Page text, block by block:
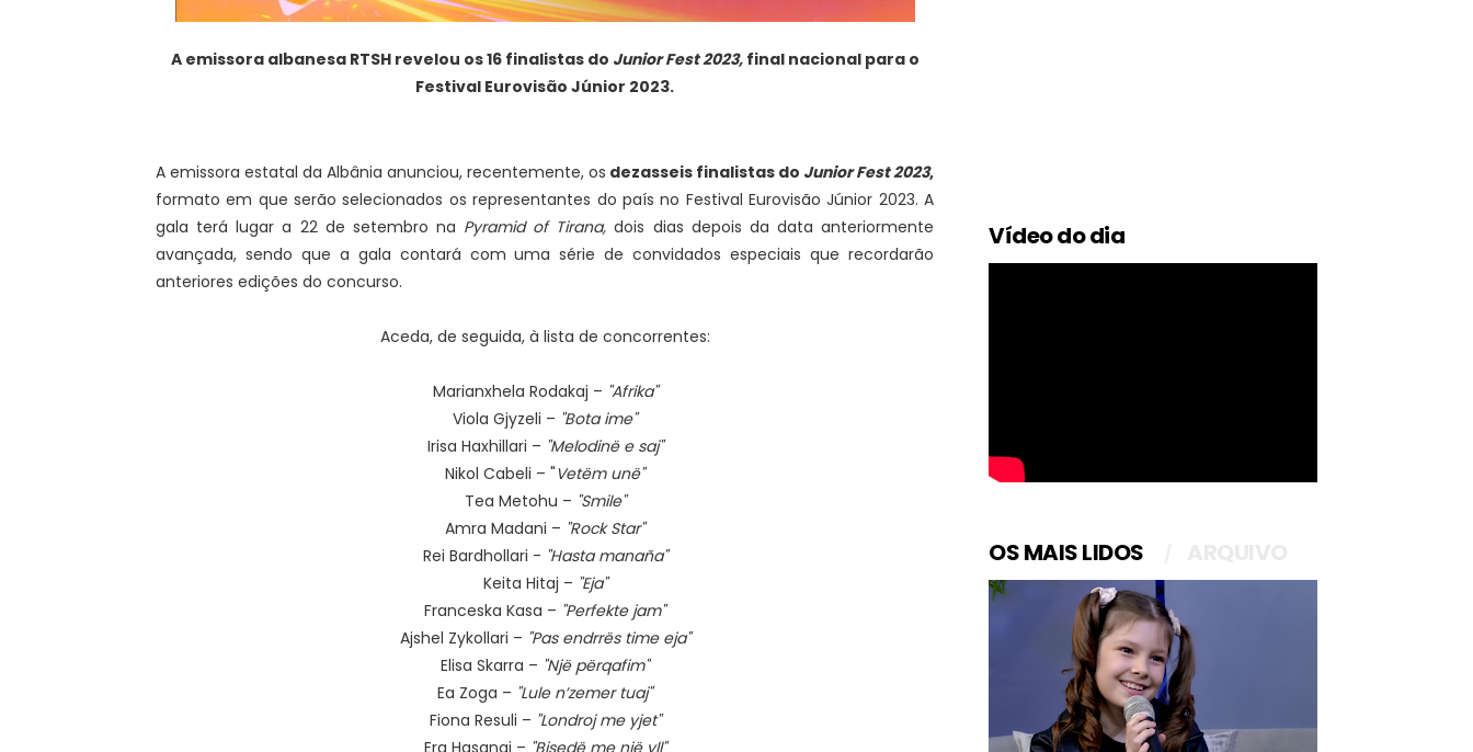
A emissora albanesa RTSH revelou os 16 finalistas do Junior Fest 2023,final nacional para o
Festival Eurovisão Júnior 2023.
A emissora estatal da Albânia anunciou, recentemente, os dezasseis finalistas do Junior Fest 2023,
formato em que serão selecionados os representantes do país no Festival Eurovisão Júnior 2023. A
gala terá lugar a 22 de setembro na Pyramid of Tirana,dois dias depois da data anteriormente
avançada, sendo que a gala contará com uma série de convidados especiais que recordarão
anteriores edições do concurso.
Aceda, de seguida, à lista de concorrentes:
Marianxhela Rodakaj – "Afrika"
Viola Gjyzeli – "Bota ime"
Irisa Haxhillari – "Melodinë e saj"
Nikol Cabeli – "Vetëm unë"
Tea Metohu – "Smile"
Amra Madani – "Rock Star"
Rei Bardhollari - "Hasta manaña"
Keita Hitaj – "Eja"
Franceska Kasa – "Perfekte jam"
Ajshel Zykollari – "Pas endrrës time eja"
Elisa Skarra – "Një përqafim"
Ea Zoga – "Lule n’zemer tuaj"
Fiona Resuli – "Londroj me yjet"
Vídeo do dia
OS MAIS LIDOS